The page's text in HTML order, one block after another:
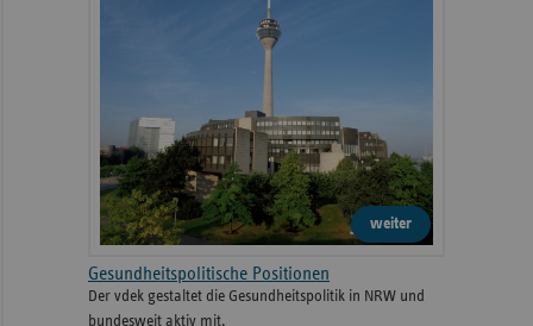
weiter
Gesundheitspolitische Positionen
Der vdek gestaltet die Gesundheitspolitik in NRW und
bundesweit aktiv mit.